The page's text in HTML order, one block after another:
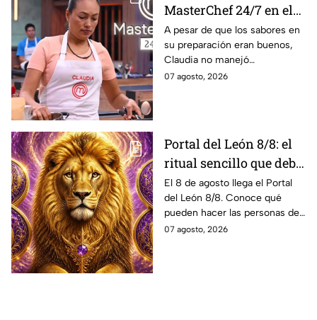
MasterChef 24/7 en el
reto de la pizza que casi
le cuesta un delantal
negro
A pesar de que los sabores en
su preparación eran buenos,
Claudia no manejó
correctamente un ingrediente
07 agosto, 2026
Portal del León 8/8: el
ritual sencillo que debe
hacer cada signo este 8
de agosto para atraer la
abundancia
El 8 de agosto llega el Portal
del León 8/8. Conoce qué
pueden hacer las personas de
cada signo del zodiaco para
07 agosto, 2026